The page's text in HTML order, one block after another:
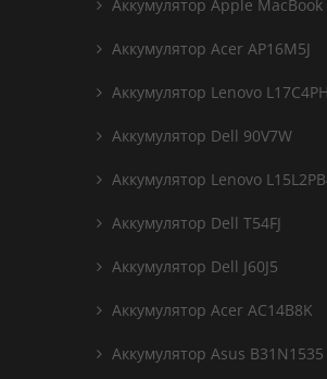
Аккумулятор Apple MacBook
Аккумулятор Acer AP16M5J
Аккумулятор Lenovo
Аккумулятор Dell 90V7W
Аккумулятор Lenovo
Аккумулятор Dell T54FJ
Аккумулятор Dell J60J5
Аккумулятор Acer AC14B8K
Аккумулятор Asus B31N1535